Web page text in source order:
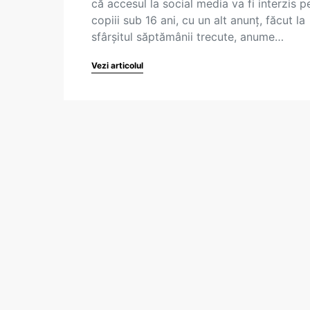
că accesul la social media va fi interzis
copiii sub 16 ani, cu un alt anunț, făcut la
sfârșitul săptămânii trecute, anume…
Vezi articolul